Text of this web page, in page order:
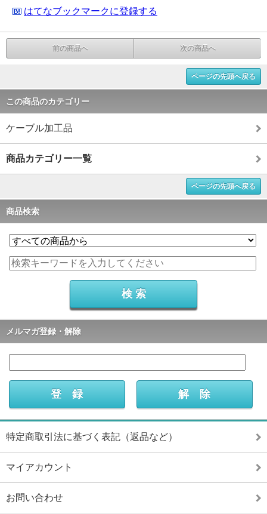
はてなブックマークに登録する
前の商品へ 次の商品へ
ページの先頭へ戻る
この商品のカテゴリー
ケーブル加工品
商品カテゴリー一覧
ページの先頭へ戻る
商品検索
メルマガ登録・解除
特定商取引法に基づく表記（返品など）
マイアカウント
お問い合わせ